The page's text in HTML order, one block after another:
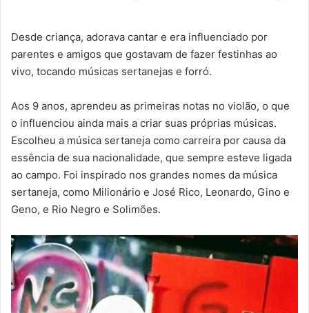
Desde criança, adorava cantar e era influenciado por
parentes e amigos que gostavam de fazer festinhas ao
vivo, tocando músicas sertanejas e forró.
Aos 9 anos, aprendeu as primeiras notas no violão, o que
o influenciou ainda mais a criar suas próprias músicas.
Escolheu a música sertaneja como carreira por causa da
essência de sua nacionalidade, que sempre esteve ligada
ao campo. Foi inspirado nos grandes nomes da música
sertaneja, como Milionário e José Rico, Leonardo, Gino e
Geno, e Rio Negro e Solimões.